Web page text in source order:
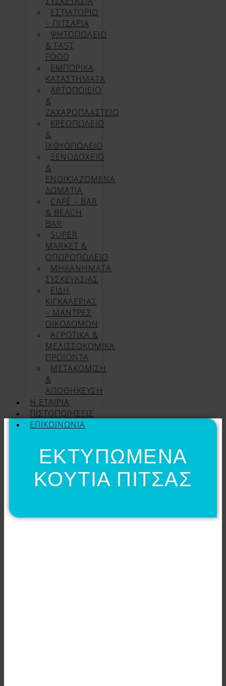
ΕΣΤΙΑΤΟΡΙΟ
– ΠΙΤΣΑΡΙΑ
ΨΗΤΟΠΩΛΕΙΟ
& FAST
FOOD
ΕΜΠΟΡΙΚΑ
ΚΑΤΑΣΤΗΜΑΤΑ
ΑΡΤΟΠΟΙΕΙΟ
&
ΖΑΧΑΡΟΠΛΑΣΤΕΙΟ
ΚΡΕΟΠΩΛΕΙΟ
&
ΙΧΘΥΟΠΩΛΕΙΟ
ΞΕΝΟΔΟΧΕΙΟ
&
ΕΝΟΙΚΙΑΖΟΜΕΝΑ
ΔΩΜΑΤΙΑ
CAFÉ – BAR
& BEACH
BAR
SUPER
MARKET &
ΟΠΩΡΟΠΩΛΕΙΟ
ΜΗΧΑΝΗΜΑΤΑ
ΣΥΣΚΕΥΑΣΙΑΣ
ΕΙΔΗ
ΚΙΓΚΑΛΕΡΙΑΣ
– ΜΑΝΤΡΕΣ
ΟΙΚΟΔΟΜΩΝ
ΑΓΡΟΤΙΚΑ &
ΜΕΛΙΣΣΟΚΟΜΙΚΑ
ΠΡΟΪΟΝΤΑ
ΜΕΤΑΚΟΜΙΣΗ
&
ΑΠΟΘΗΚΕΥΣΗ
Η ΕΤΑΙΡΊΑ
ΠΙΣΤΟΠΟΙΉΣΕΙΣ
ΕΠΙΚΟΙΝΩΝΊΑ
ΕΚΤΥΠΩΜΕΝΑ
ΚΟΥΤΙΑ ΠΙΤΣΑΣ